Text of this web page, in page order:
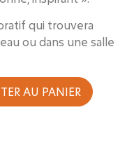
qui trouvera
ou dans une salle
AU PANIER